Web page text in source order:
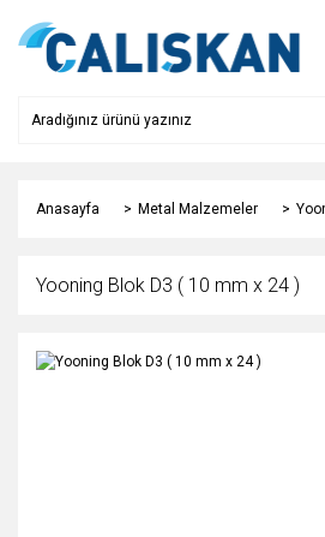
Anasayfa Metal Malzemeler
Yooning Blok D3 ( 10 mm x 24 )